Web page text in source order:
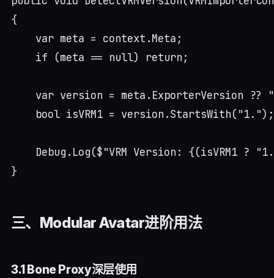
{
    var meta = context.Meta;
    if (meta == null) return;
var version = meta.ExporterVersion ??
    bool isVRM1 = version.StartsWith("1.");
Debug.Log($"VRM Version: {(isVRM1 ?
三、Modular Avatar进阶用法
3.1 Bone Proxy深层使用